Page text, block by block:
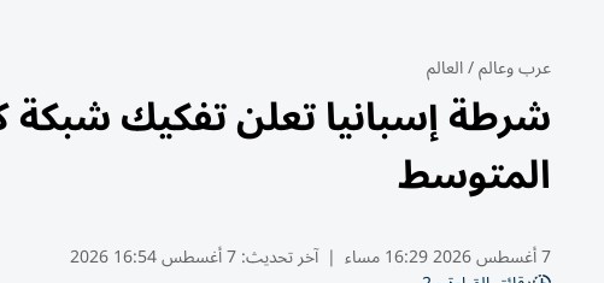
عرب وعالم/العالم
شرطة إسبانيا تعلن تفكيك شبكة
المتوسط
7 أغسطس 2026 16:29 مساء | آخر تحديث:7 أغسطس 16:54 2026